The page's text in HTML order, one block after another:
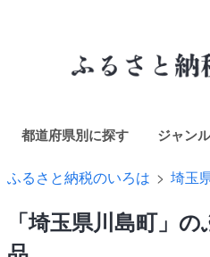
都道府県別に探す ジャン
ふるさと納税のいろは 埼玉
「埼玉県川島町」